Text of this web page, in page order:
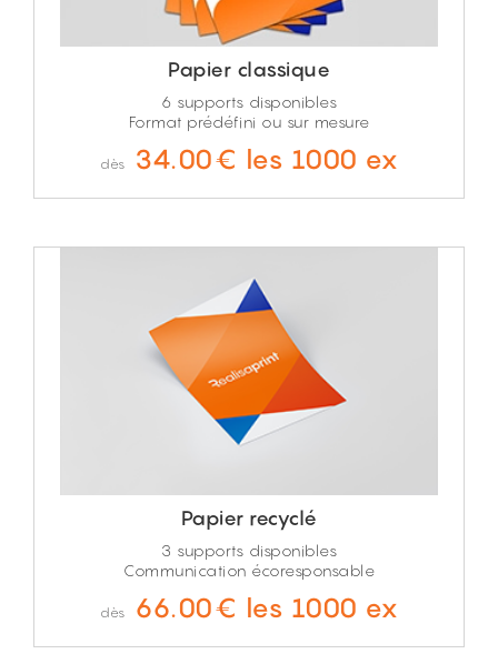
Papier classique
6 supports disponibles
Format prédéfini ou sur mesure
dès 34.00€ les 1000 ex
Papier recyclé
3 supports disponibles
Communication écoresponsable
dès 66.00€ les 1000 ex